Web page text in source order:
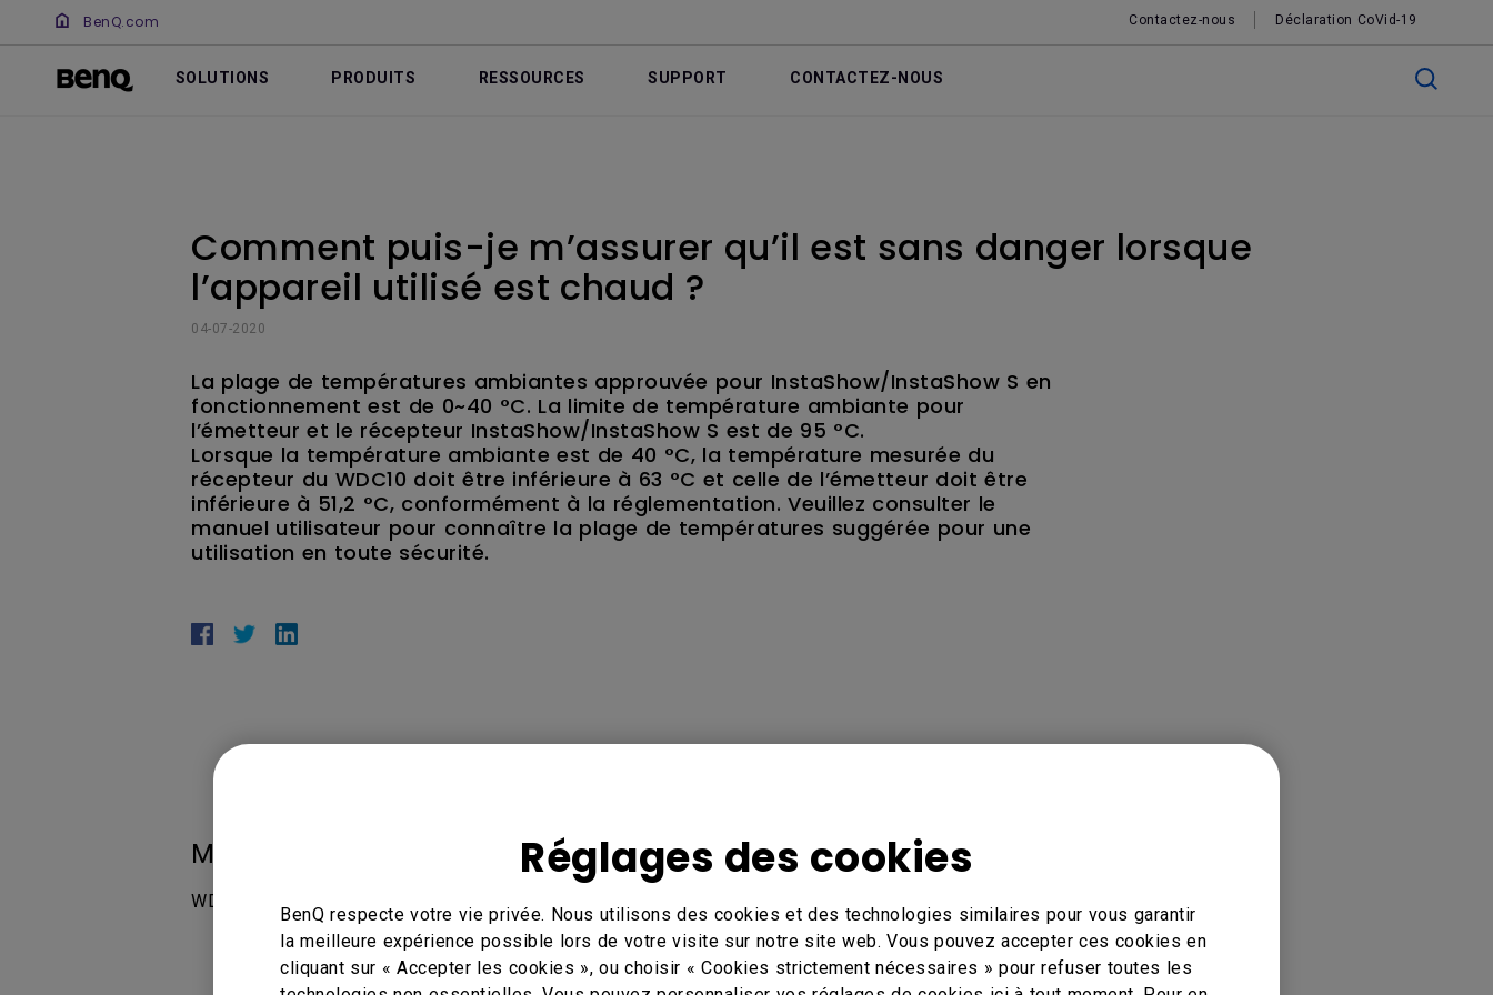
Réglages des cookies
BenQ respecte votre vie privée. Nous utilisons des cookies et des technologies similaires pour vous garantir
la meilleure expérience possible lors de votre visite sur notre site web. Vous pouvez accepter ces cookies en
cliquant sur « Accepter les cookies », ou choisir « Cookies strictement nécessaires » pour refuser toutes les
BenQ.com Contactez-nous Déclaration CoVid-19
SOLUTIONS PRODUITS RESSOURCES SUPPORT CONTACTEZ-NOUS
Comment puis-je m’assurer qu’il est sans danger lorsque
l’appareil utilisé est chaud ?
04-07-2020
La plage de températures ambiantes approuvée pour InstaShow/InstaShow S en
fonctionnement est de 0~40 °C. La limite de température ambiante pour
l’émetteur et le récepteur InstaShow/InstaShow S est de 95 °C.
Lorsque la température ambiante est de 40 °C, la température mesurée du
récepteur du WDC10 doit être inférieure à 63 °C et celle de l’émetteur doit être
inférieure à 51,2 °C, conformément à la réglementation. Veuillez consulter le
manuel utilisateur pour connaître la plage de températures suggérée pour une
utilisation en toute sécurité.
Modèles applicables
WDC10, WDC10C, WDC20 InstaShow for Wireless Presentation & Collaboration